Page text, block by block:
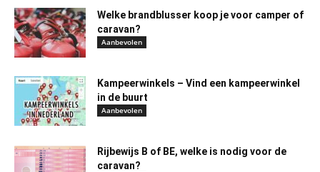
Welke brandblusser koop je voor camper of
caravan?
Aanbevolen
Kampeerwinkels – Vind een kampeerwinkel
in de buurt
Aanbevolen
Rijbewijs B of BE, welke is nodig voor de
caravan?